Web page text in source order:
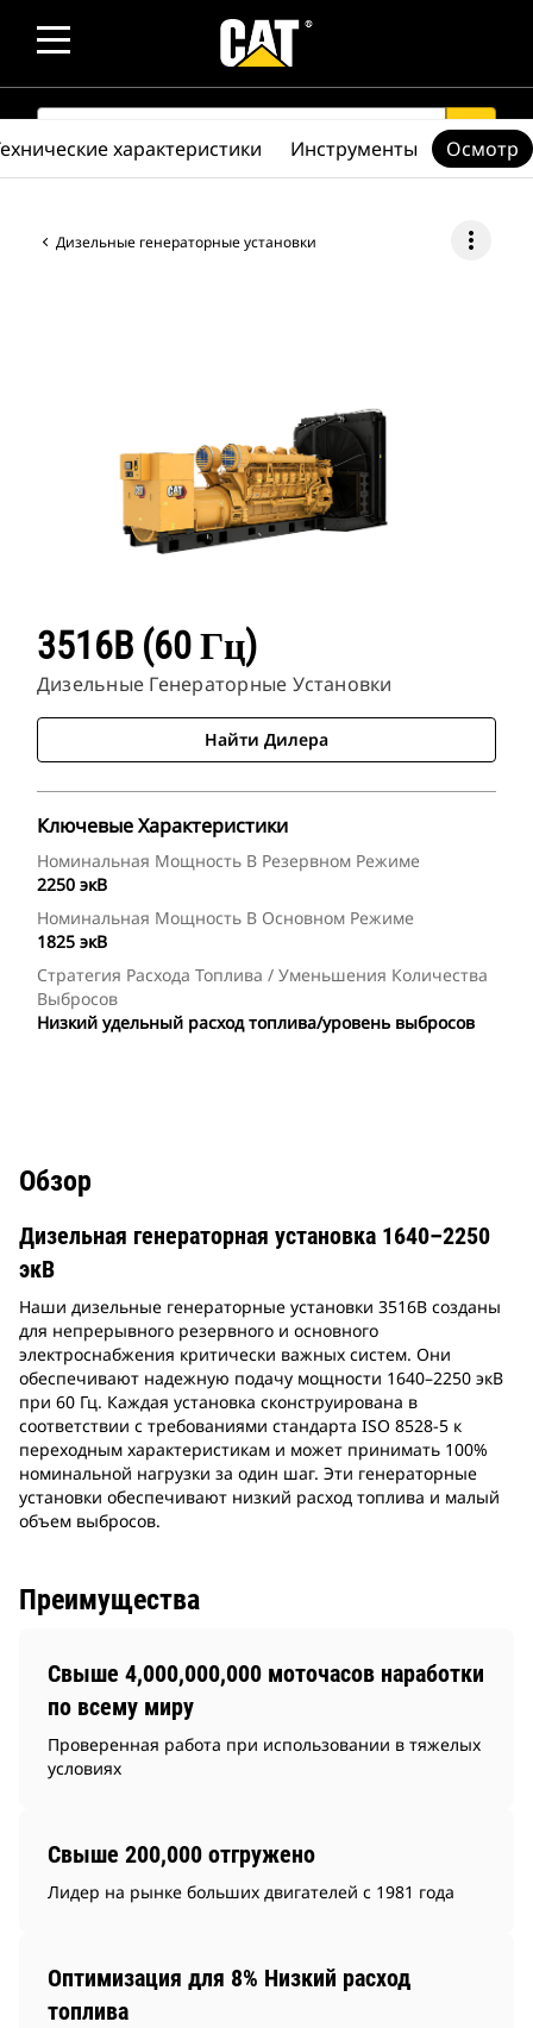
SEARCH search
Дизельные генераторные установки more_vert
3516B (60 Гц)
Дизельные Генераторные Установки
Найти Дилера
Ключевые Характеристики
Номинальная Мощность В Резервном Режиме
2250 экВ
Номинальная Мощность В Основном Режиме
1825 экВ
Стратегия Расхода Топлива / Уменьшения Количества
Выбросов
Низкий удельный расход топлива/уровень выбросов
характеристики Инструменты Осмотр
Обзор
Дизельная генераторная установка 1640–2250
экВ
Наши дизельные генераторные установки 3516B созданы
для непрерывного резервного и основного
электроснабжения критически важных систем. Они
обеспечивают надежную подачу мощности 1640–2250 экВ
при 60 Гц. Каждая установка сконструирована в
соответствии с требованиями стандарта ISO 8528-5 к
переходным характеристикам и может принимать 100%
номинальной нагрузки за один шаг. Эти генераторные
установки обеспечивают низкий расход топлива и малый
объем выбросов.
Преимущества
Свыше 4,000,000,000 моточасов наработки
по всему миру
Проверенная работа при использовании в тяжелых
условиях
Свыше 200,000 отгружено
Лидер на рынке больших двигателей с 1981 года
Оптимизация для 8% Низкий расход
топлива